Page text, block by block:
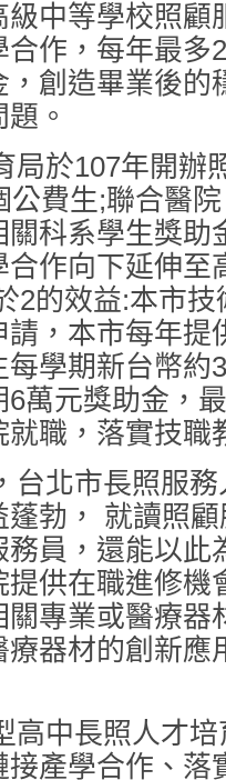
中等學校照顧
作，每年最多
創造畢業後的
。
局於107年開辦
公費生;聯合醫
科系學生獎助
作向下延伸至
2的效益:本市
，本市每年提
學期新台幣約
萬元獎助金，
職，落實技職
台北市長照服
勃， 就讀照
務員，還能以此
提供在職進修機
專業或醫療器
器材的創新應
高中長照人才
產學合作、落